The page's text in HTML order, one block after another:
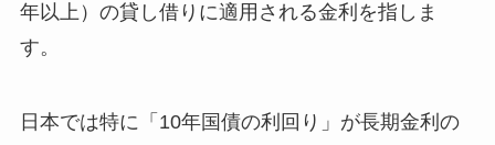
年以上）の貸し借りに適用される金利を指しま
す。
日本では特に「10年国債の利回り」が長期金利の